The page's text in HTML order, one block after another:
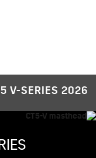
2026 CT5 V-SERIES